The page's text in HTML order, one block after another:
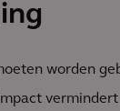
worden